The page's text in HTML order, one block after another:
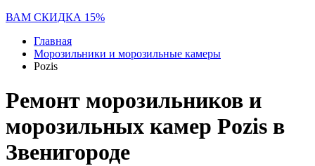
ВАМ СКИДКА 15%
Главная
Морозильники и морозильные камеры
Pozis
Ремонт морозильников и
морозильных камер Pozis в
Звенигороде